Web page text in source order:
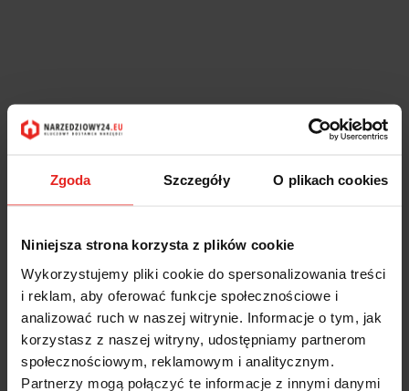
Zgoda Szczegóły O plikach cookies
Niniejsza strona korzysta z plików cookie
Wykorzystujemy pliki cookie do spersonalizowania treści
i reklam, aby oferować funkcje społecznościowe i
analizować ruch w naszej witrynie. Informacje o tym, jak
korzystasz z naszej witryny, udostępniamy partnerom
społecznościowym, reklamowym i analitycznym.
Partnerzy mogą połączyć te informacje z innymi danymi